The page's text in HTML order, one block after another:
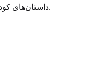
داستان‌های کودکی از خانواده، گزارش‌های مدرسه یا خاطره‌های قدیمی الگوهای مشابهی نشان می‌دهند، حتی اگر آن زمان کسی نامی برایشان نداشت.